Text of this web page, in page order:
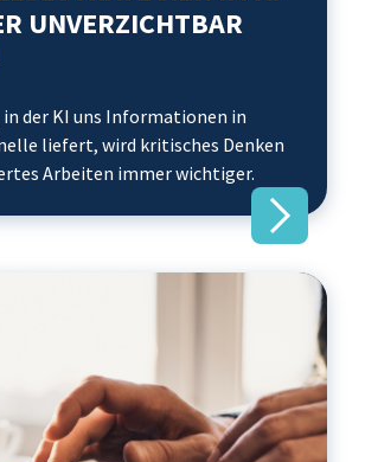
UNVERZICHTBAR
der KI uns Informationen in
liefert, wird kritisches Denken
Arbeiten immer wichtiger.